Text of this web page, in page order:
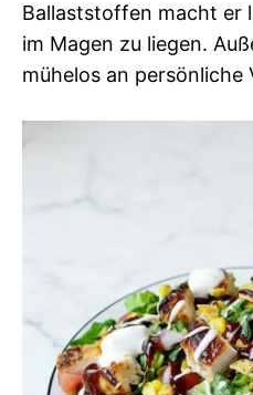
Ballaststoffen macht er
im Magen zu liegen.
mühelos an persönliche